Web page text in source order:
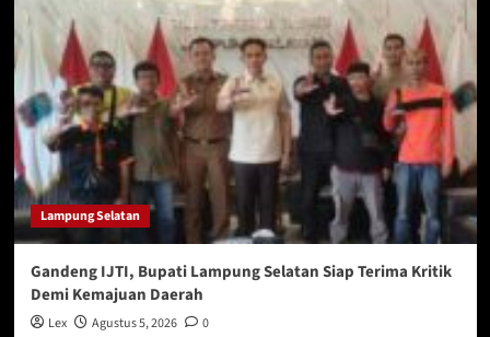
Lampung Selatan
Gandeng IJTI, Bupati Lampung Selatan Siap Terima Kritik
Demi Kemajuan Daerah
Lex Agustus 5, 2026 0